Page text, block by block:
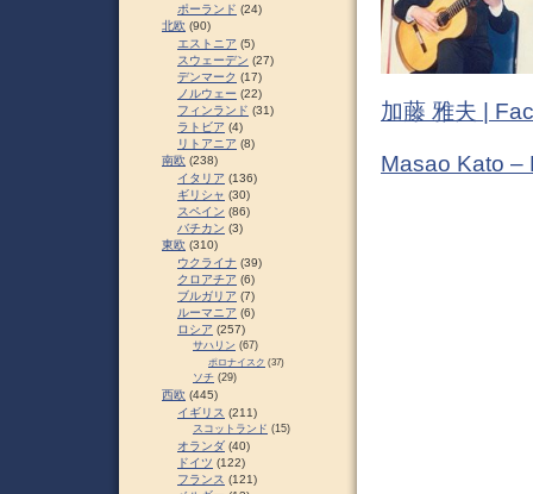
加藤 雅夫 |
Masao Kato –
ポーランド (24)
北欧 (90)
エストニア (5)
スウェーデン (27)
デンマーク (17)
ノルウェー (22)
フィンランド (31)
ラトビア (4)
リトアニア (8)
南欧 (238)
イタリア (136)
ギリシャ (30)
スペイン (86)
バチカン (3)
東欧 (310)
ウクライナ (39)
クロアチア (6)
ブルガリア (7)
ルーマニア (6)
ロシア (257)
サハリン (67)
ポロナイスク (37)
ソチ (29)
西欧 (445)
イギリス (211)
スコットランド (15)
オランダ (40)
ドイツ (122)
フランス (121)